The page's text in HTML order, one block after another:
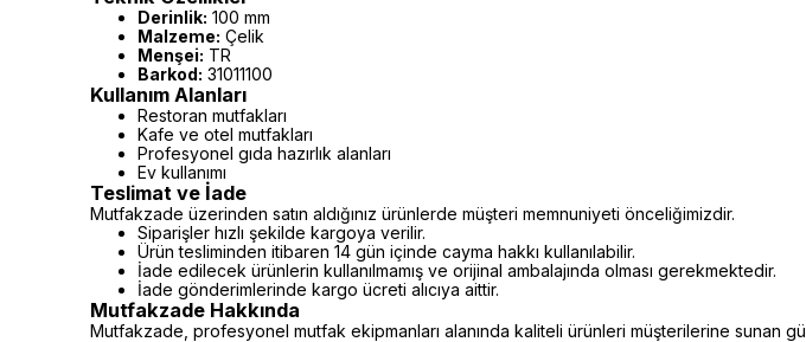
Derinlik: 100 mm
Malzeme: Çelik
Menşei: TR
Barkod: 31011100
Kullanım Alanları
Restoran mutfakları
Kafe ve otel mutfakları
Profesyonel gıda hazırlık alanları
Ev kullanımı
Teslimat ve İade
Mutfakzade üzerinden satın aldığınız ürünlerde müşteri memnuniyeti önceliğimizdir.
Siparişler hızlı şekilde kargoya verilir.
Ürün tesliminden itibaren 14 gün içinde cayma hakkı kullanılabilir.
İade edilecek ürünlerin kullanılmamış ve orijinal ambalajında olması gerekmektedir.
İade gönderimlerinde kargo ücreti alıcıya aittir.
Mutfakzade Hakkında
Mutfakzade, profesyonel mutfak ekipmanları alanında kaliteli ürünleri müşterilerine sunan